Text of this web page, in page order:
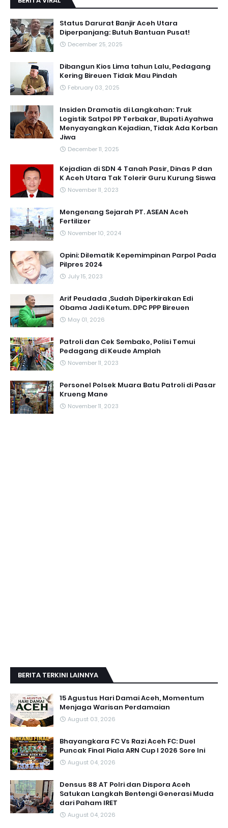
Status Darurat Banjir Aceh Utara
Diperpanjang: Butuh Bantuan Pusat!
December 25, 2025
Dibangun Kios Lima tahun Lalu, Pedagang
Kering Bireuen Tidak Mau Pindah
February 03, 2025
Insiden Dramatis di Langkahan: Truk
Logistik Satpol PP Terbakar, Bupati Ayahwa
Menyayangkan Kejadian, Tidak Ada Korban
Jiwa
December 11, 2025
Kejadian di SDN 4 Tanah Pasir, Dinas P dan
K Aceh Utara Tak Tolerir Guru Kurung Siswa
November 11, 2023
Mengenang Sejarah PT. ASEAN Aceh
Fertilizer
November 10, 2024
Opini: Dilematik Kepemimpinan Parpol Pada
Pilpres 2024
July 15, 2023
Arif Peudada ,Sudah Diperkirakan Edi
Obama Jadi Ketum. DPC PPP Bireuen
May 01, 2026
Patroli dan Cek Sembako, Polisi Temui
Pedagang di Keude Amplah
November 11, 2023
Personel Polsek Muara Batu Patroli di Pasar
Krueng Mane
November 11, 2023
BERITA TERKINI LAINNYA
15 Agustus Hari Damai Aceh, Momentum
Menjaga Warisan Perdamaian
August 03, 2026
Bhayangkara FC Vs Razi Aceh FC: Duel
Puncak Final Piala ARN Cup I 2026 Sore Ini
August 04, 2026
Densus 88 AT Polri dan Dispora Aceh
Satukan Langkah Bentengi Generasi Muda
dari Paham IRET
August 04, 2026